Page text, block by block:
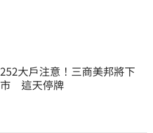
252大戶注意！三商美邦將下
市　這天停牌